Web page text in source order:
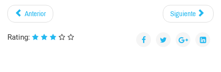
Anterior Siguiente
Rating: